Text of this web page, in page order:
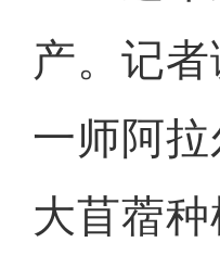
产。记
一师阿
大苜蓿